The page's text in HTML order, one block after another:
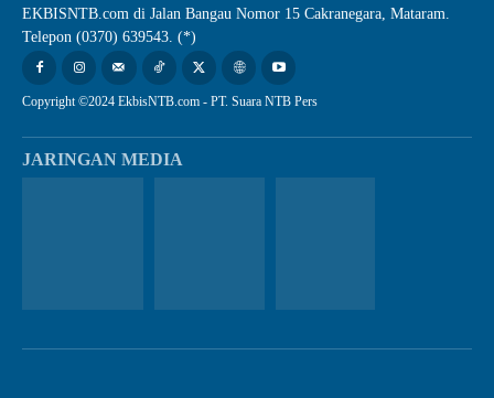
EKBISNTB.com di Jalan Bangau Nomor 15 Cakranegara, Mataram.
Telepon (0370) 639543. (*)
Copyright ©2024 EkbisNTB.com - PT. Suara NTB Pers
JARINGAN MEDIA